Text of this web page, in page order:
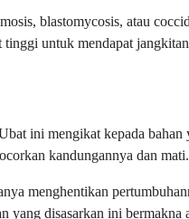
blastomycosis, atau
tinggi untuk mendapat
ini mengikat kepada
kandungannya dan mati.
menghentikan
disasarkan ini bermakna